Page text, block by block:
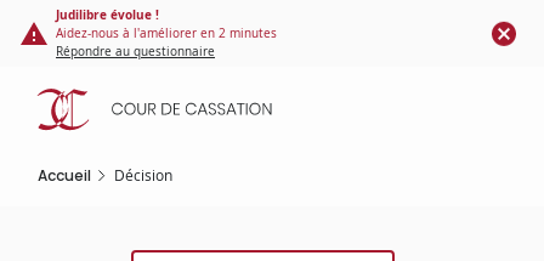
Panneau de gestion des cookies
contenu
principal
Judilibre évolue !
Aidez-nous à l'améliorer en 2 minutes
Répondre au questionnaire
Accueil Décision